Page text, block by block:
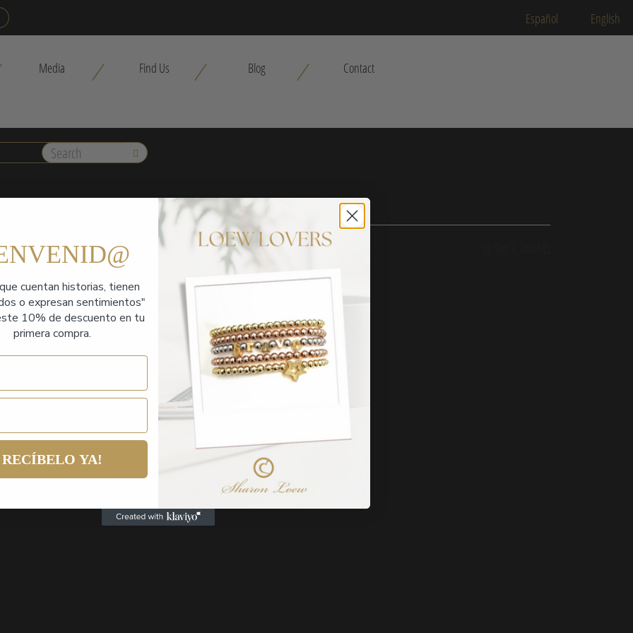
Español English
Media Find Us Blog Contact
Buscar
cuentan historias, tienen
o expresan sentimientos"
10% de descuento en tu
primera compra.
RECÍBELO YA!